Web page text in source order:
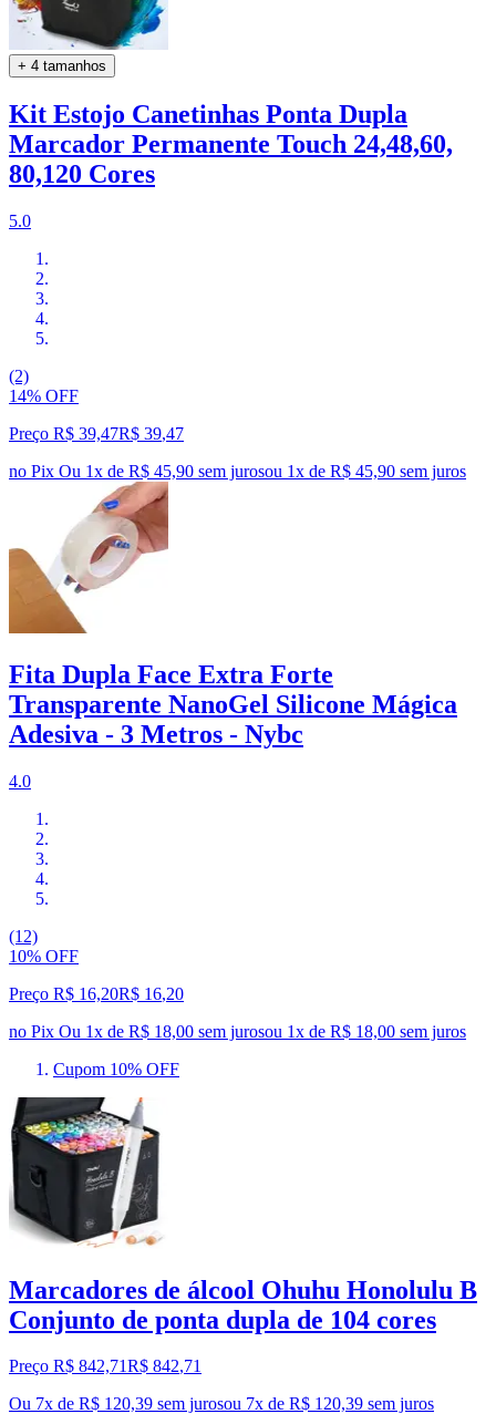
+ 4 tamanhos
Kit Estojo Canetinhas Ponta Dupla
Marcador Permanente Touch 24,48,60,
80,120 Cores
5.0
(2)
14% OFF
Preço R$ 39,47R$ 39,47
no Pix Ou 1x de R$ 45,90 sem jurosou 1x de R$ 45,90 sem juros
Fita Dupla Face Extra Forte
Transparente NanoGel Silicone Mágica
Adesiva - 3 Metros - Nybc
4.0
(12)
10% OFF
Preço R$ 16,20R$ 16,20
no Pix Ou 1x de R$ 18,00 sem jurosou 1x de R$ 18,00 sem juros
Cupom 10% OFF
Marcadores de álcool Ohuhu Honolulu B
Conjunto de ponta dupla de 104 cores
Preço R$ 842,71R$ 842,71
Ou 7x de R$ 120,39 sem jurosou 7x de R$ 120,39 sem juros